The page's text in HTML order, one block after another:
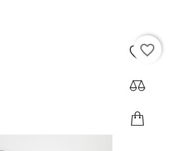
favorite_border